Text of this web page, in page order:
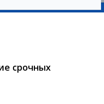
срочных